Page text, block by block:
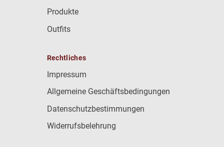
Produkte
Outfits
Rechtliches
Impressum
Allgemeine Geschäftsbedingungen
Datenschutzbestimmungen
Widerrufsbelehrung